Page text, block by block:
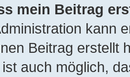
mein Beitrag
kann
Beitrag erstellt
auch möglich,